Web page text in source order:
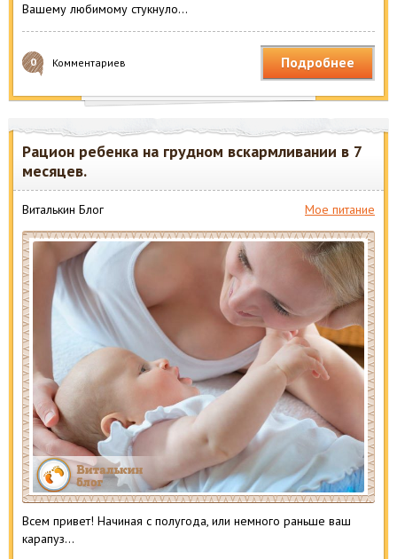
Вашему любимому стукнуло…
0 Комментариев Подробнее
Рацион ребенка на грудном вскармливании в 7
месяцев.
Виталькин Блог Мое питание
Всем привет! Начиная с полугода, или немного раньше ваш
карапуз…